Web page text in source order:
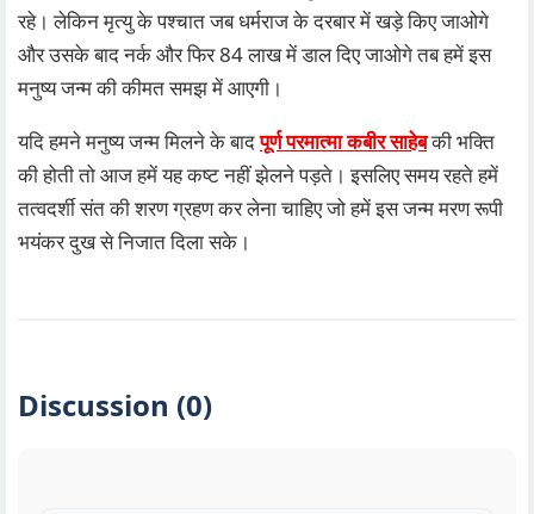
रहे। लेकिन मृत्यु के पश्चात जब धर्मराज के दरबार में खड़े किए जाओगे
और उसके बाद नर्क और फिर 84 लाख में डाल दिए जाओगे तब हमें इस
मनुष्य जन्म की कीमत समझ में आएगी।
यदि हमने मनुष्य जन्म मिलने के बादपूर्ण परमात्मा कबीर साहेबकी भक्ति
की होती तो आज हमें यह कष्ट नहीं झेलने पड़ते। इसलिए समय रहते हमें
तत्वदर्शी संत की शरण ग्रहण कर लेना चाहिए जो हमें इस जन्म मरण रूपी
भयंकर दुख से निजात दिला सके।
Discussion (0)